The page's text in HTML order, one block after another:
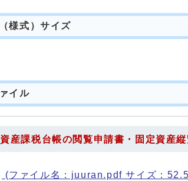
様式）サイズ
イル
産課税台帳の閲覧申請書・固定資産
(ファイル名：juuran.pdf サイズ：